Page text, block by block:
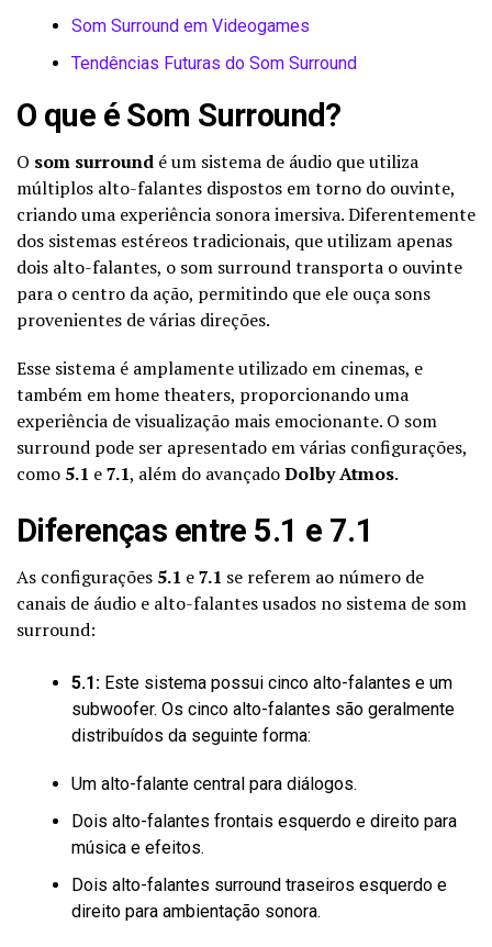
Som Surround em Videogames
Tendências Futuras do Som Surround
O que é Som Surround?
O som surround é um sistema de áudio que utiliza
múltiplos alto-falantes dispostos em torno do ouvinte,
criando uma experiência sonora imersiva. Diferentemente
dos sistemas estéreos tradicionais, que utilizam apenas
dois alto-falantes, o som surround transporta o ouvinte
para o centro da ação, permitindo que ele ouça sons
provenientes de várias direções.
Esse sistema é amplamente utilizado em cinemas, e
também em home theaters, proporcionando uma
experiência de visualização mais emocionante. O som
surround pode ser apresentado em várias configurações,
como 5.1 e7.1, além do avançadoDolby Atmos.
Diferenças entre 5.1 e 7.1
As configurações 5.1 e7.1 se referem ao número de
canais de áudio e alto-falantes usados no sistema de som
surround:
5.1: Este sistema possui cinco alto-falantes e um
subwoofer. Os cinco alto-falantes são geralmente
distribuídos da seguinte forma:
Um alto-falante central para diálogos.
Dois alto-falantes frontais esquerdo e direito para
música e efeitos.
Dois alto-falantes surround traseiros esquerdo e
direito para ambientação sonora.